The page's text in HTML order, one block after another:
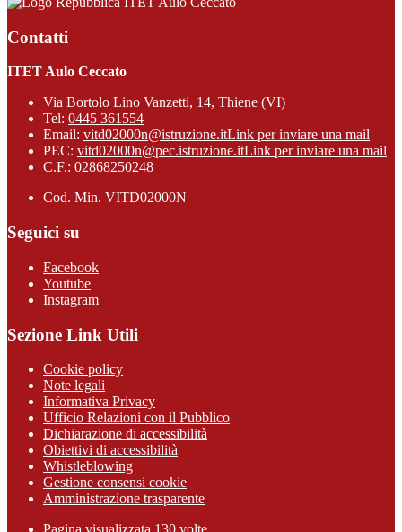
Contatti
ITET Aulo Ceccato
Via Bortolo Lino Vanzetti, 14, Thiene (VI)
Tel: 0445 361554
Email: vitd02000n@istruzione.itLink per inviare una mail
PEC: vitd02000n@pec.istruzione.itLink per inviare una mail
C.F.: 02868250248
Cod. Min. VITD02000N
Seguici su
Facebook
Youtube
Instagram
Sezione Link Utili
Cookie policy
Note legali
Informativa Privacy
Ufficio Relazioni con il Pubblico
Dichiarazione di accessibilità
Obiettivi di accessibilità
Whistleblowing
Gestione consensi cookie
Amministrazione trasparente